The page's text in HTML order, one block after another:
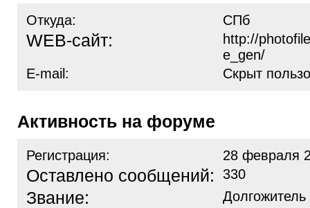
Откуда: СПб
WEB-сайт:
http://
e_gen/
E-mail:
Скрыт
Активность на форуме
Регистрация: 28 февраля
Оставлено сообщений: 330
Звание: